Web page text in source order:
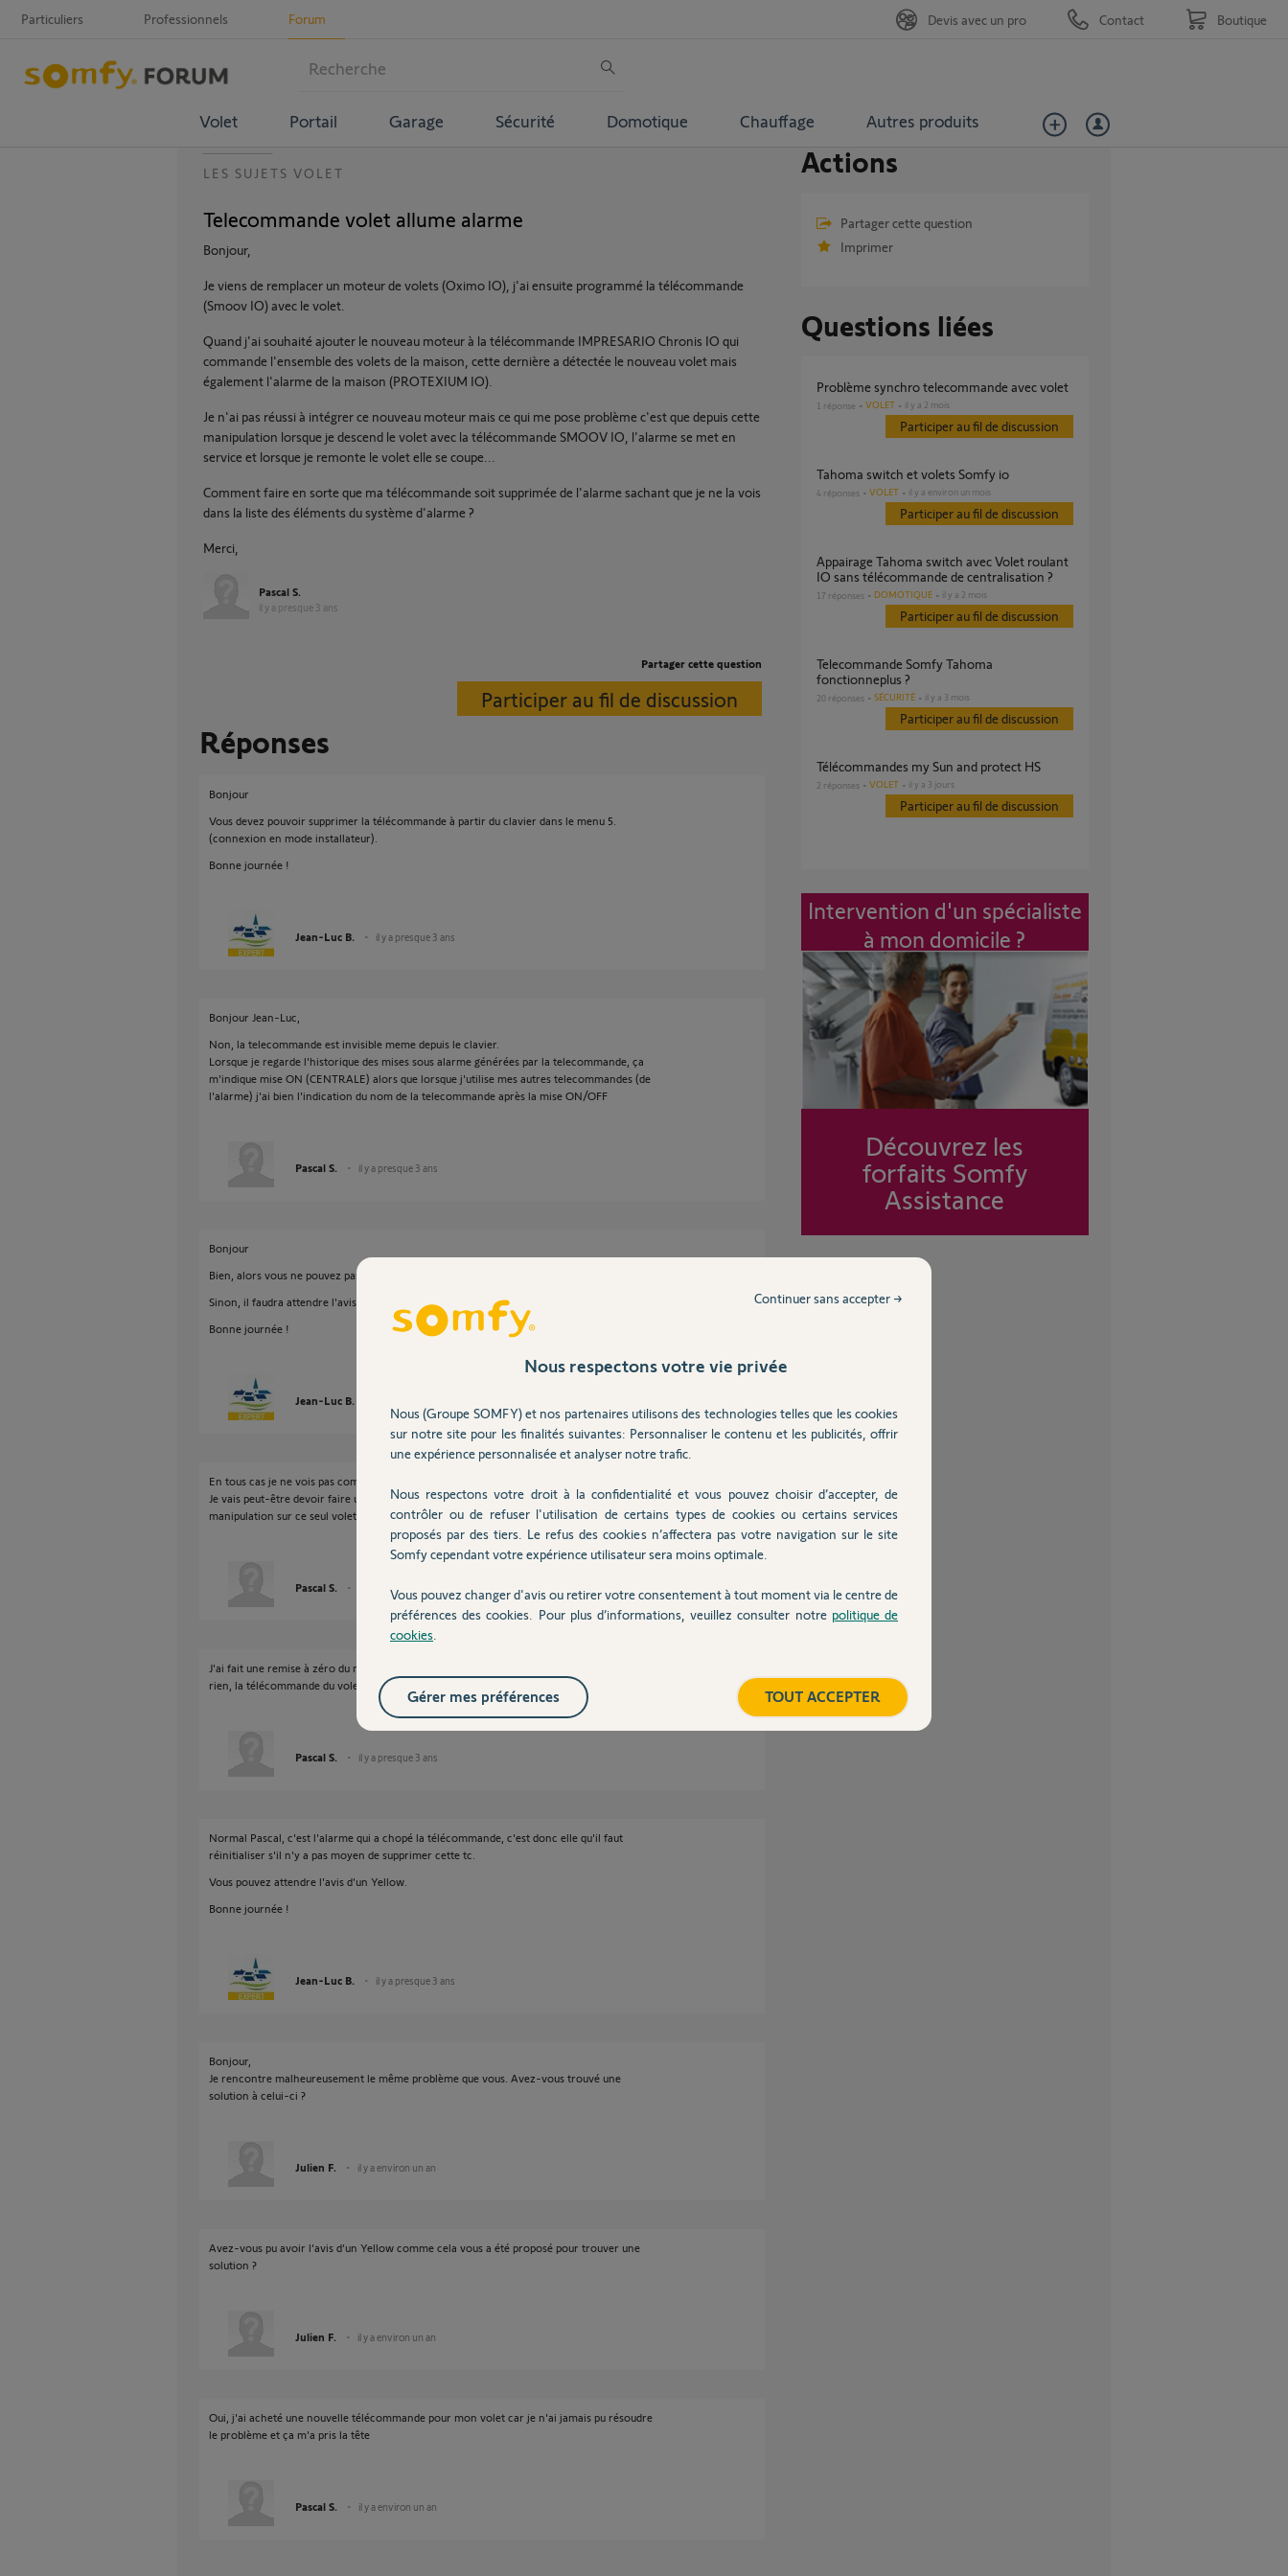
Particuliers Professionnels Forum
Volet Portail Garage Sécurité Domotique Chauffage Autres produits
Devis avec un pro Contact Boutique
LES SUJETS VOLET
Telecommande volet allume alarme
Bonjour,
Je viens de remplacer un moteur de volets (Oximo IO), j'ai ensuite programmé la télécommande
(Smoov IO) avec le volet.
Quand j'ai souhaité ajouter le nouveau moteur à la télécommande IMPRESARIO Chronis IO qui
commande l'ensemble des volets de la maison, cette dernière a détectée le nouveau volet mais
également l'alarme de la maison (PROTEXIUM IO).
Je n'ai pas réussi à intégrer ce nouveau moteur mais ce qui me pose problème c'est que depuis cette
manipulation lorsque je descend le volet avec la télécommande SMOOV IO, l'alarme se met en
service et lorsque je remonte le volet elle se coupe...
Comment faire en sorte que ma télécommande soit supprimée de l'alarme sachant que je ne la vois
dans la liste des éléments du système d'alarme ?
Merci,
Pascal S.
il y a presque 3 ans
Partager cette question
Participer au fil de discussion
Réponses
Bonjour
Vous devez pouvoir supprimer la télécommande à partir du clavier dans le menu 5.
(connexion en mode installateur).
Bonne journée !
Jean-Luc B. il y a presque 3 ans
Bonjour Jean-Luc,
Non, la telecommande est invisible meme depuis le clavier.
Lorsque je regarde l'historique des mises sous alarme générées par la telecommande, ça
m'indique mise ON (CENTRALE) alors que lorsque j'utilise mes autres telecommandes (de
l'alarme) j'ai bien l'indication du nom de la telecommande après la mise ON/OFF
Pascal S. il y a presque 3 ans
Bonjour
Bien, alors vous ne pouvez pas supprimer l'alarme de la télécommande ?
Sinon, il faudra attendre l'avis d'un Yellow.
Bonne journée !
Jean-Luc B.
En tous cas je ne vois pas comment la supprimer.
Je vais peut-être devoir faire un reset volet + télécommande... pas simple de faire la
manipulation sur ce seul volet. Les connexions sont dans les combles.
Pascal S. il y a presque 3 ans
J'ai fait une remise à zéro du moteur avec apairage de la télécommande et ça ne change
rien, la télécommande du volet active l'alarme à la descente et l'éteint à la montée...
Pascal S. il y a presque 3 ans
Normal Pascal, c'est l'alarme qui a chopé la télécommande, c'est donc elle qu'il faut
réinitialiser s'il n'y a pas moyen de supprimer cette tc.
Vous pouvez attendre l'avis d'un Yellow.
Bonne journée !
Jean-Luc B. il y a presque 3 ans
Bonjour,
Je rencontre malheureusement le même problème que vous. Avez-vous trouvé une
solution à celui-ci ?
Julien F. il y a environ un an
Avez-vous pu avoir l’avis d’un Yellow comme cela vous a été proposé pour trouver une
solution ?
Julien F. il y a environ un an
Oui, j'ai acheté une nouvelle télécommande pour mon volet car je n'ai jamais pu résoudre
le problème et ça m'a pris la tête
Pascal S. il y a environ un an
Actions
Partager cette question
Imprimer
Questions liées
Problème synchro telecommande avec volet
1 réponse VOLET il y a 2 mois
Participer au fil de discussion
Tahoma switch et volets Somfy io
4 réponses VOLET il y a environ un mois
Participer au fil de discussion
Appairage Tahoma switch avec Volet roulant
IO sans télécommande de centralisation ?
17 réponses DOMOTIQUE il y a 2 mois
Participer au fil de discussion
Telecommande Somfy Tahoma
fonctionneplus ?
20 réponses SÉCURITÉ il y a 3 mois
Participer au fil de discussion
Télécommandes my Sun and protect HS
2 réponses VOLET il y a 3 jours
Participer au fil de discussion
Intervention d'un spécialiste
à mon domicile ?
Découvrez les
forfaits Somfy
Assistance
Nous respectons votre vie privée
Nous (Groupe SOMFY) et nos partenaires utilisons des technologies telles que les cookies
sur notre site pour les finalités suivantes: Personnaliser le contenu et les publicités, offrir
une expérience personnalisée et analyser notre trafic.
Nous respectons votre droit à la confidentialité et vous pouvez choisir d’accepter, de
contrôler ou de refuser l'utilisation de certains types de cookies ou certains services
proposés par des tiers. Le refus des cookies n’affectera pas votre navigation sur le site
Somfy cependant votre expérience utilisateur sera moins optimale.
Vous pouvez changer d'avis ou retirer votre consentement à tout moment via le centre de
préférences des cookies. Pour plus d’informations, veuillez consulter notre politique de
cookies
Continuer sans accepter →
TOUT ACCEPTER
Gérer mes préférences